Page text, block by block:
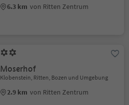
6.3 km von Ritten Zentrum
Moserhof
Klobenstein, Ritten, Bozen und Umgebung
2.9 km von Ritten Zentrum